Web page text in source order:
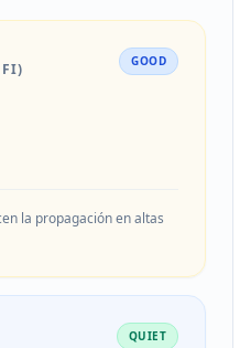
GOOD
la propagación en altas
QUIET